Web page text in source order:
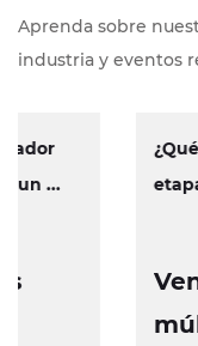
Aprenda sobre
industria y eventos
Ventilador
múltiples:
¿Qué es un Ventilador centrífugo de múltiples
etapas ?